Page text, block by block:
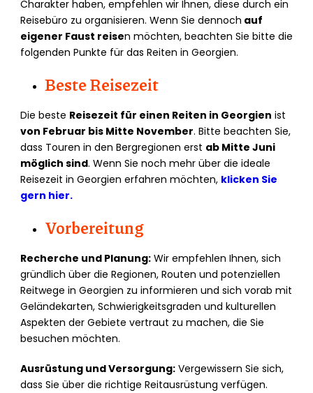
Charakter haben, empfehlen wir Ihnen, diese durch ein
Reisebüro zu organisieren. Wenn Sie dennoch auf
eigener Faust reisen möchten, beachten Sie bitte die
folgenden Punkte für das Reiten in Georgien.
Beste Reisezeit
Die beste Reisezeit für einen Reiten in Georgien ist
von Februar bis Mitte November. Bitte beachten Sie,
dass Touren in den Bergregionen erst ab Mitte Juni
möglich sind. Wenn Sie noch mehr über die ideale
Reisezeit in Georgien erfahren möchten, klicken Sie
gern hier.
Vorbereitung
Recherche und Planung: Wir empfehlen Ihnen, sich
gründlich über die Regionen, Routen und potenziellen
Reitwege in Georgien zu informieren und sich vorab mit
Geländekarten, Schwierigkeitsgraden und kulturellen
Aspekten der Gebiete vertraut zu machen, die Sie
besuchen möchten.
Ausrüstung und Versorgung: Vergewissern Sie sich,
dass Sie über die richtige Reitausrüstung verfügen.